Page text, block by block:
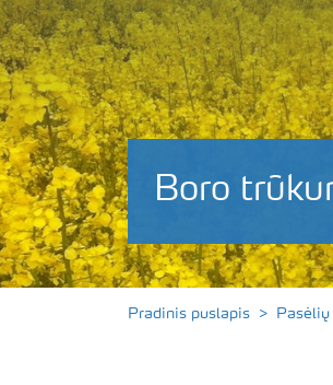
Boro
Pradinis puslapis